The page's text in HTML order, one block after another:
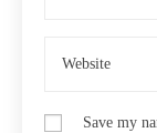
Save my